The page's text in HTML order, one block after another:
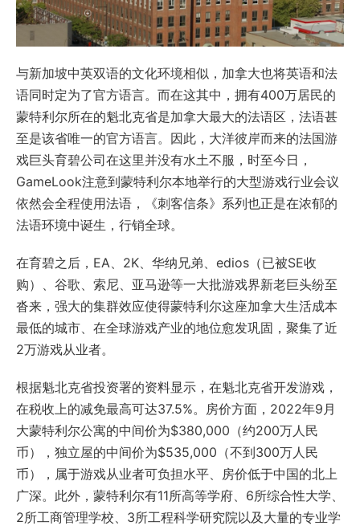
与新加坡中英双语的文化环境相似，加拿大也将英语和法
语同时定为了官方语言。而在这其中，拥有400万居民的
蒙特利尔所在的魁北克省是加拿大最大的法语区，法语甚
至是该省唯一的官方语言。因此，大洋彼岸而来的法国游
戏巨头育碧公司在这里并没有水土不服，时至今日，
GameLook注意到蒙特利尔本地举行的大型游戏行业会议
依然会全程使用法语，《刺客信条》系列也正是在浓郁的
法语环境中诞生，行销全球。
在育碧之后，EA、2K、华纳兄弟、edios（已被SE收
购）、谷歌、索尼、亚马逊等一大批游戏界新老巨头纷至
沓来，强大的集群效应使得蒙特利尔这座加拿大生活成本
最低的城市、在全球游戏产业的地位愈发巩固，聚集了近
2万游戏从业者。
根据魁北克省投资署的资料显示，在魁北克省开发游戏，
在税收上的减免最高可达37.5%。房价方面，2022年9月
大蒙特利尔公寓的中间价为$380,000（约200万人民
币），独立屋的中间价为$535,000（不到300万人民
币），属于游戏从业者可负担水平、房价低于中国的北上
广深。此外，蒙特利尔有11所高等学府、6所综合性大学、
2所工商管理学校、3所工程科学研究院以及大量的专业学